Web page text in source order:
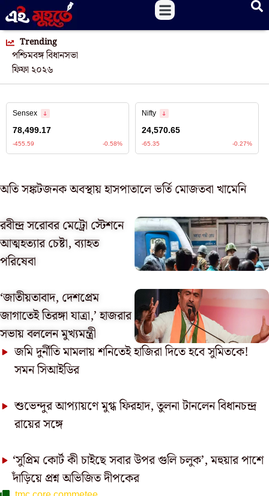
Trending
পশ্চিমবঙ্গ বিধানসভা
ফিফা ২০২৬
অতি সঙ্কটজনক অবস্থায় হাসপাতালে ভর্তি মোজতবা খামেনি
রবীন্দ্র সরোবর মেট্রো স্টেশনে
আত্মহত্যার চেষ্টা, ব্যাহত
পরিষেবা
‘জাতীয়তাবাদ, দেশপ্রেম
জাগাতেই তিরঙ্গা যাত্রা,’ হাজরার
সভায় বললেন মুখ্যমন্ত্রী
জমি দুর্নীতি মামলায় শনিতেই হাজিরা দিতে হবে সুমিতকে!
সমন সিআইডির
শুভেন্দুর আপ্যায়ণে মুগ্ধ ফিরহাদ, তুলনা টানলেন বিধানচন্দ্র
রায়ের সঙ্গে
‘সুপ্রিম কোর্ট কী চাইছে সবার উপর গুলি চলুক’, মহুয়ার পাশে
দাঁড়িয়ে প্রশ্ন অভিজিত দীপকের